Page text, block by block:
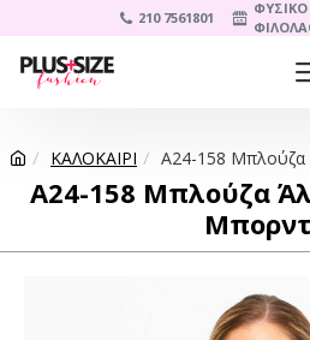
210 7561801
ΚΑΛΟΚΑΙΡΙ A24-158
A24-158 Μπλούζα